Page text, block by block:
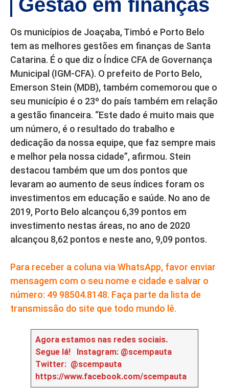
Gestão em finanças
Os municípios de Joaçaba, Timbó e Porto Belo
tem as melhores gestões em finanças de Santa
Catarina. É o que diz o Índice CFA de Governança
Municipal (IGM-CFA). O prefeito de Porto Belo,
Emerson Stein (MDB), também comemorou que o
seu município é o 23º do país também em relação
a gestão financeira. “Este dado é muito mais que
um número, é o resultado do trabalho e
dedicação da nossa equipe, que faz sempre mais
e melhor pela nossa cidade”, afirmou. Stein
destacou também que um dos pontos que
levaram ao aumento de seus índices foram os
investimentos em educação e saúde. No ano de
2019, Porto Belo alcançou 6,39 pontos em
investimento nestas áreas, no ano de 2020
alcançou 8,62 pontos e neste ano, 9,09 pontos.
Para receber a coluna via WhatsApp, favor enviar
mensagem com o seu nome e cidade e salvar o
número: 49 98504.8148. Faça parte da lista de
transmissão do site que todo mundo lê.
Agora estamos nas redes sociais.
Segue lá!
Instagram: @scempauta
Twitter: @scempauta
https://www.facebook.com/scempauta